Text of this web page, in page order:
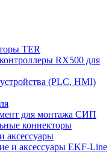
TER
RX500 для
(PLC, HMI)
для монтажа СИП
коннекторы
аксессуары
и аксессуары EKF-Line